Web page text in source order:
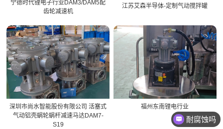
宁德时代锂电子行业DAM3/DAM5配
齿轮减速机
江苏艾森半导体-定制气动搅拌罐
深圳市尚水智能股份有限公司 活塞式
气动铝壳蜗轮蜗杆减速马达DAM7-
S19
福州东南锂电行业
耐腐蚀吗
漏油吗